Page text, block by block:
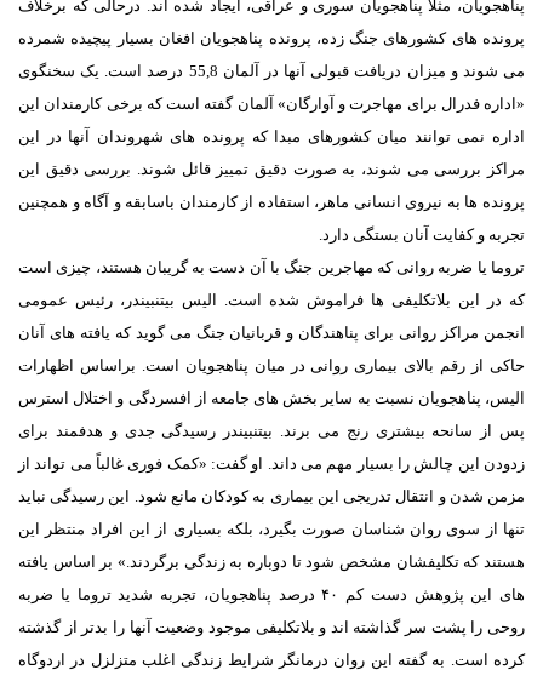
پناهجویان، مثلا پناهجویان سوری و عراقی، ایجاد شده اند. درحالی که برخلاف
پرونده های کشورهای جنگ زده، پرونده پناهجویان افغان بسیار پیچیده شمرده
می شوند و میزان دریافت قبولی آنها در آلمان 55,8 درصد است. یک سخنگوی
«اداره فدرال برای مهاجرت و آوارگان» آلمان گفته است که برخی کارمندان این
اداره نمی توانند میان کشورهای مبدا که پرونده های شهروندان آنها در این
مراکز بررسی می شوند، به صورت دقیق تمییز قائل شوند. بررسی دقیق این
پرونده ها به نیروی انسانی ماهر، استفاده از کارمندان باسابقه و آگاه و همچنین
تجربه و کفایت آنان بستگی دارد.
تروما یا ضربه روانی که مهاجرین جنگ با آن دست به گریبان هستند، چیزی است
که در این بلاتکلیفی ها فراموش شده است. الیس بیتنبیندر، رئیس عمومی
انجمن مراکز روانی برای پناهندگان و قربانیان جنگ می گوید که یافته های آنان
حاکی از رقم بالای بیماری روانی در میان پناهجویان است. براساس اظهارات
الیس، پناهجویان نسبت به سایر بخش های جامعه از افسردگی و اختلال استرس
پس از سانحه بیشتری رنج می برند. بیتنبیندر رسیدگی جدی و هدفمند برای
زدودن این چالش را بسیار مهم می داند. او گفت: «کمک فوری غالباً می تواند از
مزمن شدن و انتقال تدریجی این بیماری به کودکان مانع شود. این رسیدگی نباید
تنها از سوی روان شناسان صورت بگیرد، بلکه بسیاری از این افراد منتظر این
هستند که تکلیفشان مشخص شود تا دوباره به زندگی برگردند.» بر اساس یافته
های این پژوهش دست کم ۴۰ درصد پناهجویان، تجربه شدید تروما یا ضربه
روحی را پشت سر گذاشته اند و بلاتکلیفی موجود وضعیت آنها را بدتر از گذشته
کرده است. به گفته این روان درمانگر شرایط زندگی اغلب متزلزل در اردوگاه